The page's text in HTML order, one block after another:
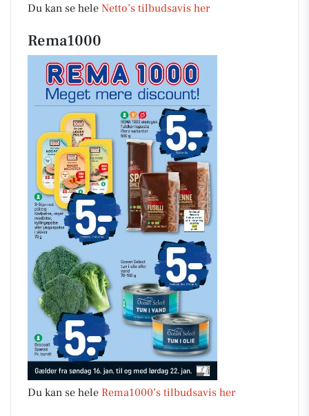
Du kan se hele Netto’s tilbudsavis her
Rema1000
Du kan se hele Rema1000’s tilbudsavis her